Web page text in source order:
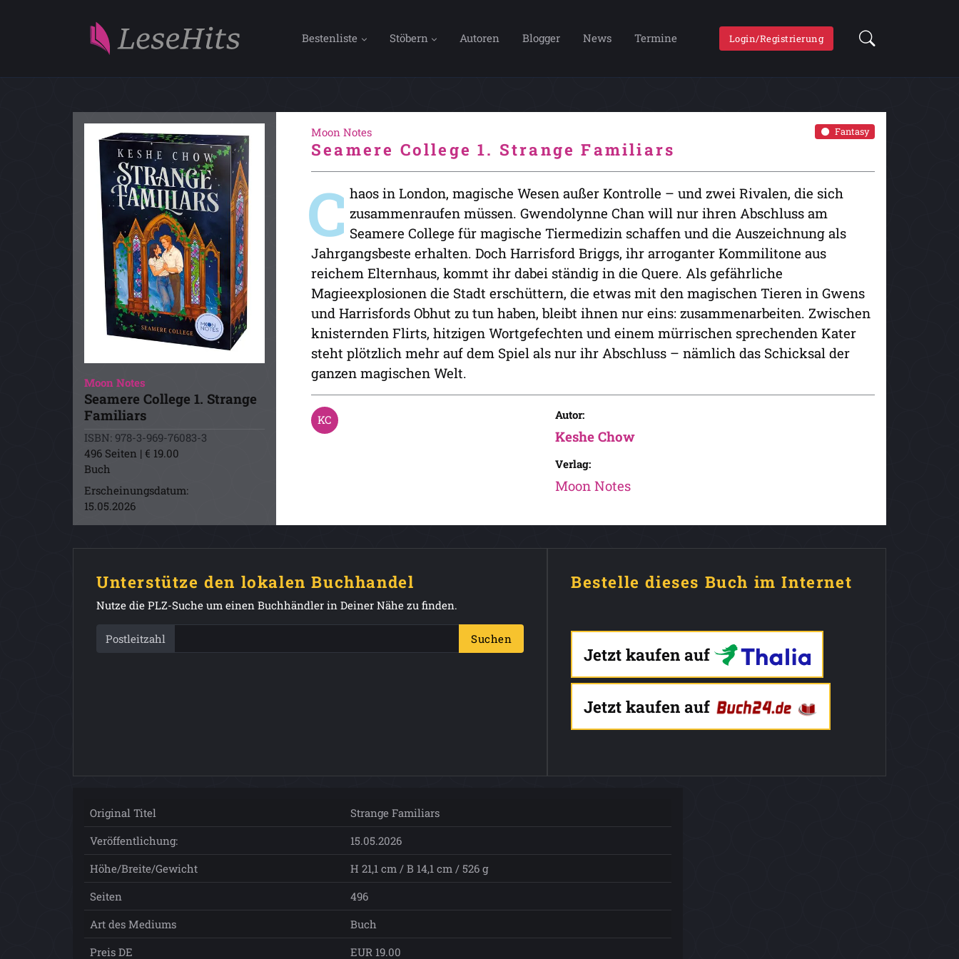
Bestenliste Stöbern Autoren Blogger News Termine Login/Registrierung
Moon Notes
Seamere College 1. Strange
Familiars
ISBN: 978-3-969-76083-3
496 Seiten | € 19.00
Buch
Erscheinungsdatum:
15.05.2026
Fantasy
Moon Notes
Seamere College 1. Strange Familiars
C haos in London, magische Wesen außer Kontrolle – und zwei Rivalen, die sich
zusammenraufen müssen. Gwendolynne Chan will nur ihren Abschluss am
Seamere College für magische Tiermedizin schaffen und die Auszeichnung als
Jahrgangsbeste erhalten. Doch Harrisford Briggs, ihr arroganter Kommilitone aus
reichem Elternhaus, kommt ihr dabei ständig in die Quere. Als gefährliche
Magieexplosionen die Stadt erschüttern, die etwas mit den magischen Tieren in Gwens
und Harrisfords Obhut zu tun haben, bleibt ihnen nur eins: zusammenarbeiten. Zwischen
knisternden Flirts, hitzigen Wortgefechten und einem mürrischen sprechenden Kater
steht plötzlich mehr auf dem Spiel als nur ihr Abschluss – nämlich das Schicksal der
ganzen magischen Welt.
Autor:
Keshe Chow
Verlag:
Moon Notes
Unterstütze den lokalen Buchhandel
Nutze die PLZ-Suche um einen Buchhändler in Deiner Nähe zu finden.
Postleitzahl Suchen
Bestelle dieses Buch im Internet
Jetzt kaufen auf
Jetzt kaufen auf
Original Titel
Strange Familiars
Veröffentlichung:
15.05.2026
Höhe/Breite/Gewicht
H 21,1 cm / B 14,1 cm / 526 g
Seiten
496
Art des Mediums
Buch
Preis DE
EUR 19.00